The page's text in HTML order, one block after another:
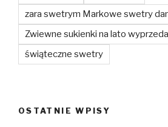
zara swetrym Markowe swetry
Zwiewne sukienki na lato
świąteczne swetry
OSTATNIE WPISY